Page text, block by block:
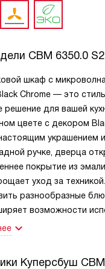
CBM 6350.0 S2
шкаф с
Chrome — это
решение для вашей
цвете с декором
украшением
ручке, дверца
покрытие из
уход за
разнообразные
возможности
Куперсбуш